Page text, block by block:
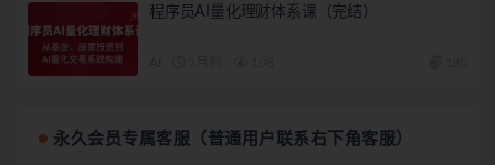
程序员AI量化理财体系课（完结）
永久会员专属客服（普通用户联系右下角客服）